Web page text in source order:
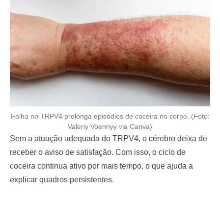
Falha no TRPV4 prolonga episódios de coceira no corpo. (Foto:
Valeriy Voennyy via Canva)
Sem a atuação adequada do TRPV4, o cérebro deixa de
receber o aviso de satisfação. Com isso, o ciclo de
coceira continua ativo por mais tempo, o que ajuda a
explicar quadros persistentes.